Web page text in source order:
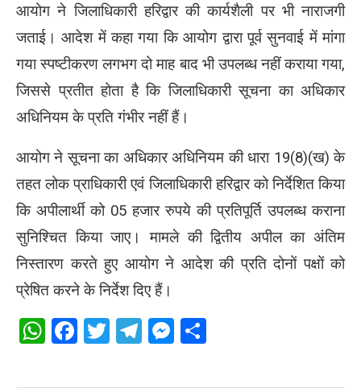
आयोग ने जिलाधिकारी हरिद्वार की कार्यशैली पर भी नाराजगी
जताई। आदेश में कहा गया कि आयोग द्वारा पूर्व सुनवाई में मांगा
गया स्पष्टीकरण लगभग दो माह बाद भी उपलब्ध नहीं कराया गया,
जिससे प्रतीत होता है कि जिलाधिकारी सूचना का अधिकार
अधिनियम के प्रति गंभीर नहीं हैं।
आयोग ने सूचना का अधिकार अधिनियम की धारा 19(8)(ख) के
तहत लोक प्राधिकारी एवं जिलाधिकारी हरिद्वार को निर्देशित किया
कि अपीलार्थी को 05 हजार रुपये की प्रतिपूर्ति उपलब्ध कराना
सुनिश्चित किया जाए। मामले की द्वितीय अपील का अंतिम
निस्तारण करते हुए आयोग ने आदेश की प्रति दोनों पक्षों को
प्रेषित करने के निर्देश दिए हैं।
WhatsApp
Facebook
Twitter
Telegram
Messenger